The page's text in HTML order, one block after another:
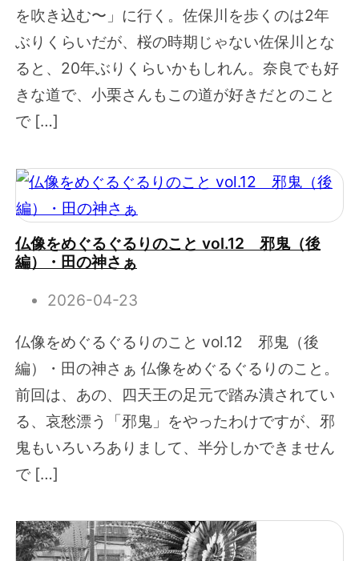
を吹き込む〜」に行く。佐保川を歩くのは2年
ぶりくらいだが、桜の時期じゃない佐保川とな
ると、20年ぶりくらいかもしれん。奈良でも好
きな道で、小栗さんもこの道が好きだとのこと
で […]
仏像をめぐるぐるりのこと vol.12 邪鬼（後
編）・田の神さぁ
2026-04-23
仏像をめぐるぐるりのこと vol.12 邪鬼（後
編）・田の神さぁ 仏像をめぐるぐるりのこと。
前回は、あの、四天王の足元で踏み潰されてい
る、哀愁漂う「邪鬼」をやったわけですが、邪
鬼もいろいろありまして、半分しかできません
で […]